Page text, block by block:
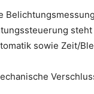
sowie Zeit/